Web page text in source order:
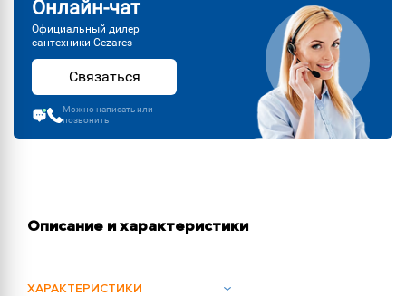
Онлайн-чат
Официальный дилер
сантехники Cezares
Связаться
Можно написать или
позвонить
Описание и характеристики
ХАРАКТЕРИСТИКИ